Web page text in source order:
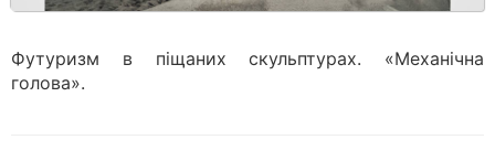
Футуризм в піщаних скульптурах. «Механічна
голова».